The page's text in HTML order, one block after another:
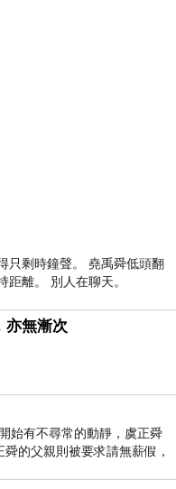
只剩時鐘聲。 堯禹舜低頭翻
離。 別人在聊天。
亦無漸次
始有不尋常的動靜，虞正舜
的父親則被要求請無薪假，